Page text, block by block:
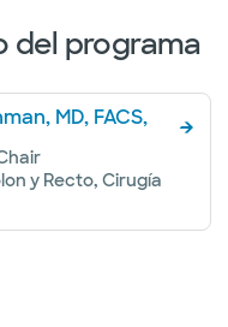
del programa
MD, FACS,
y Recto, Cirugía